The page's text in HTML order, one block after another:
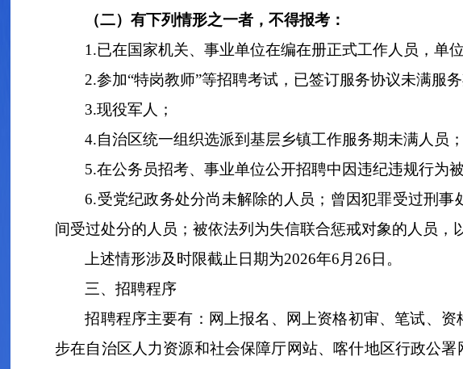
（二）有下列情形之一者，不得报考 ：
1.已在国家机关、事业单位在编在册正式工作人员，单
2.参加“特岗教师”等招聘考试，已签订服务协议未满服务
3.现役军人；
4.自治区统一组织选派到基层乡镇工作服务期未满人员；
5.在公务员招考、事业单位公开招聘中因违纪违规行为
6.受党纪政务处分尚未解除的人员；曾因犯罪受过刑
间受过处分的人员； 被依法列为失信联合惩戒对象的人员，
上述情形涉及时限截止日期为2026年6 月 26 日 。
三、招聘程序
招聘程序主要有：网上报名、
网上资格初审、笔试、资
步在自治区人力资源和社会保障厅网站、喀什地区行政公